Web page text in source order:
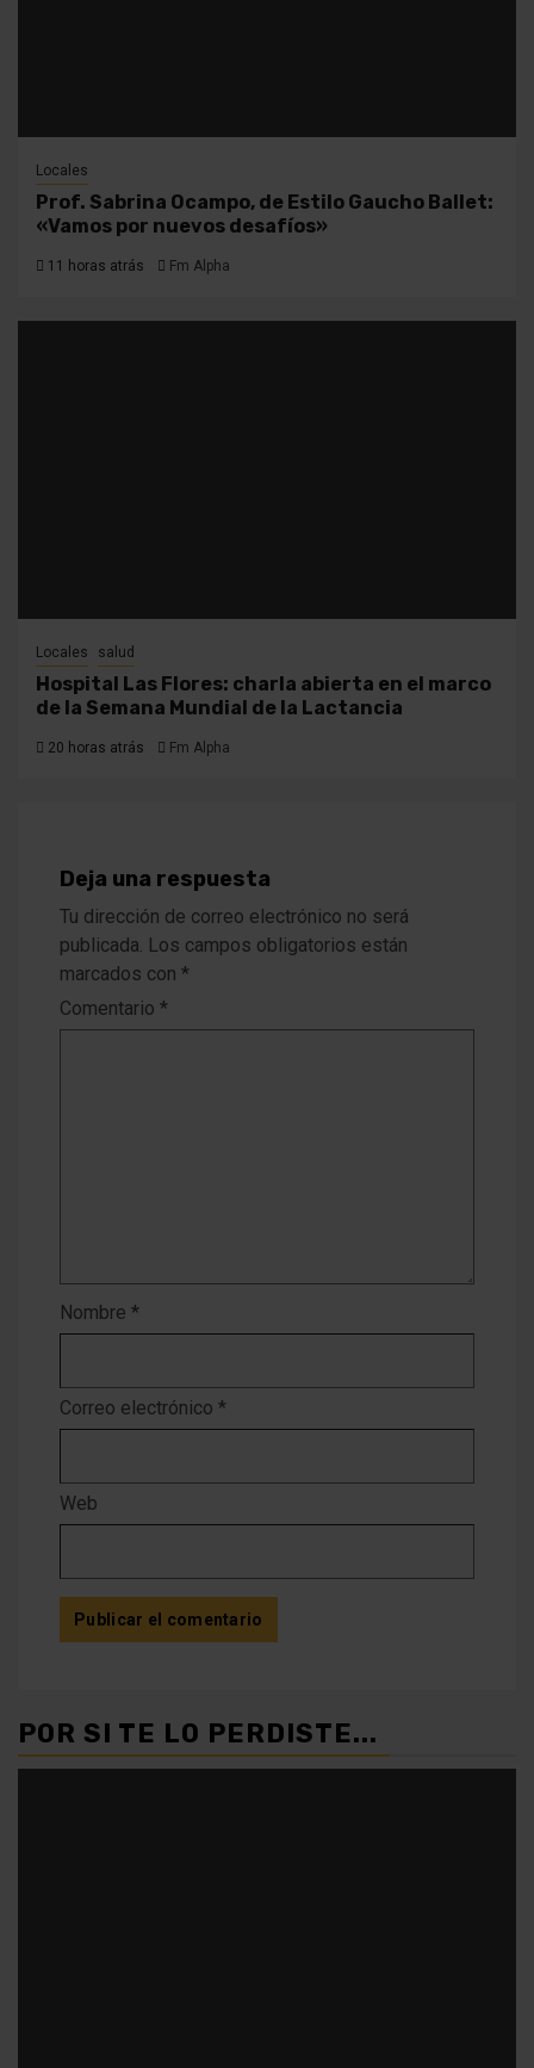
Locales
Prof. Sabrina Ocampo, de Estilo Gaucho Ballet:
«Vamos por nuevos desafíos»
11 horas atrás Fm Alpha
Locales salud
Hospital Las Flores: charla abierta en el marco
de la Semana Mundial de la Lactancia
20 horas atrás Fm Alpha
Deja una respuesta
Tu dirección de correo electrónico no será
publicada. Los campos obligatorios están
marcados con *
Comentario *
Nombre *
Correo electrónico *
Web
POR SI TE LO PERDISTE...